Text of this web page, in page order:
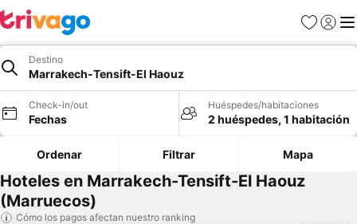
Favoritos
Iniciar
Destino
Marrakech-Tensift-El Haouz
Check-in/out
Fechas
Huéspedes/habitaciones
2 huéspedes, 1 habitación
Ordenar Filtrar Mapa
Hoteles en Marrakech-Tensift-El Haouz
(Marruecos)
Cómo los pagos afectan nuestro ranking